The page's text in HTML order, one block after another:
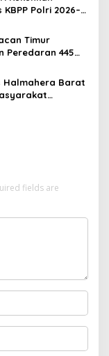
KBPP Polri 2026–
Saing
Timur
Peredaran 445
Halmahera Barat
fields are